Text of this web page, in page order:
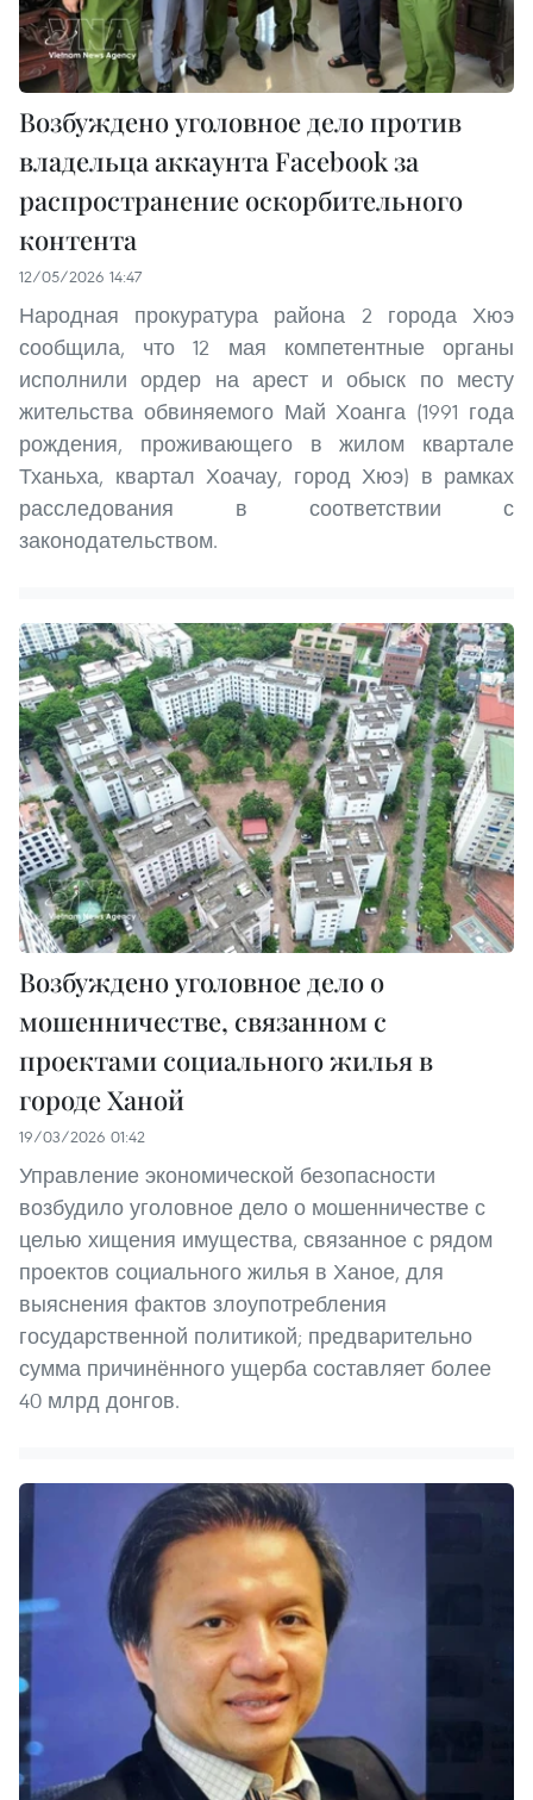
Возбуждено уголовное дело против
владельца аккаунта Facebook за
распространение оскорбительного
контента
12/05/2026 14:47
Народная прокуратура района 2 города Хюэ
сообщила, что 12 мая компетентные органы
исполнили ордер на арест и обыск по месту
жительства обвиняемого Май Хоанга (1991 года
рождения, проживающего в жилом квартале
Тханьха, квартал Хоачау, город Хюэ) в рамках
расследования в соответствии с
законодательством.
Возбуждено уголовное дело о
мошенничестве, связанном с
проектами социального жилья в
городе Ханой
19/03/2026 01:42
Управление экономической безопасности
возбудило уголовное дело о мошенничестве с
целью хищения имущества, связанное с рядом
проектов социального жилья в Ханое, для
выяснения фактов злоупотребления
государственной политикой; предварительно
сумма причинённого ущерба составляет более
40 млрд донгов.